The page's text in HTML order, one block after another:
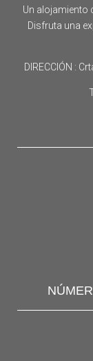
Un alojamiento
Disfruta una
DIRECCIÓN :